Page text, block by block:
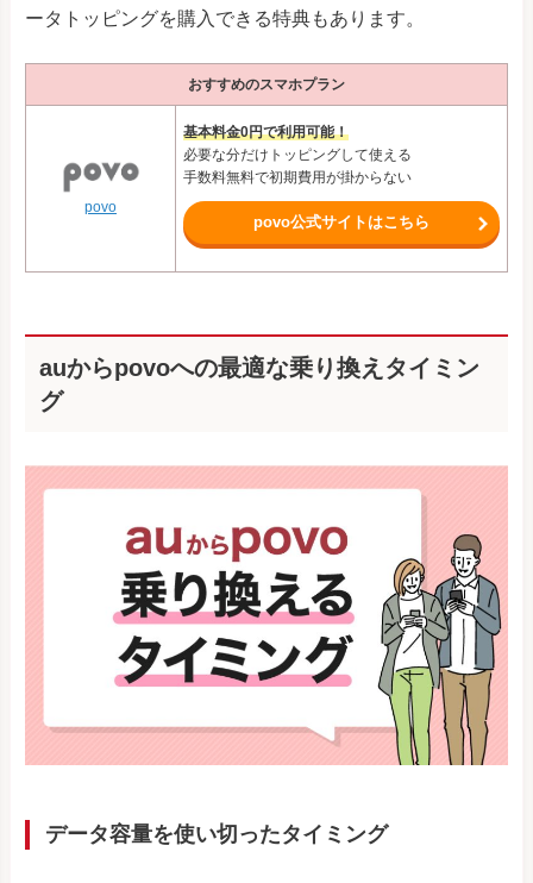
ータトッピングを購入できる特典もあります。
おすすめのスマホプラン
povo
基本料金0円で利用可能！
必要な分だけトッピングして使える
手数料無料で初期費用が掛からない
povo公式サイトはこちら
auからpovoへの最適な乗り換えタイミン
グ
データ容量を使い切ったタイミング